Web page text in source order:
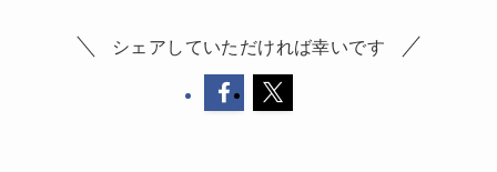
シェアしていただければ幸いです